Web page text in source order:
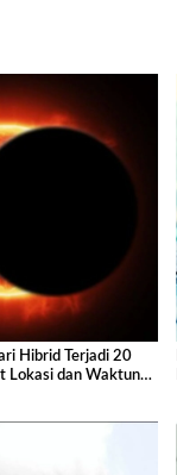
Hibrid Terjadi 20
Lokasi dan Waktunya